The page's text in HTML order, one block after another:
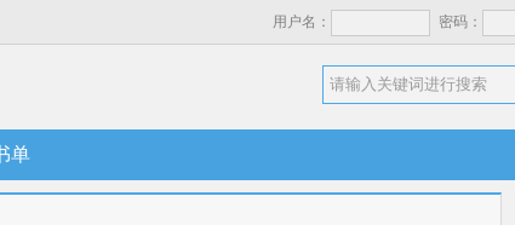
用户名： 密码：
单